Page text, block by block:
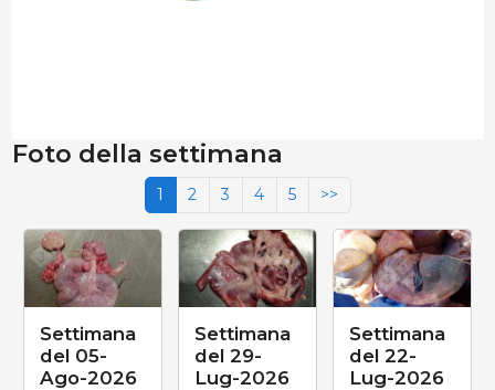
Foto della settimana
1 2 3 4 5 >>
Settimana
del 05-
Ago-2026
Settimana
del 29-
Lug-2026
Settimana
del 22-
Lug-2026